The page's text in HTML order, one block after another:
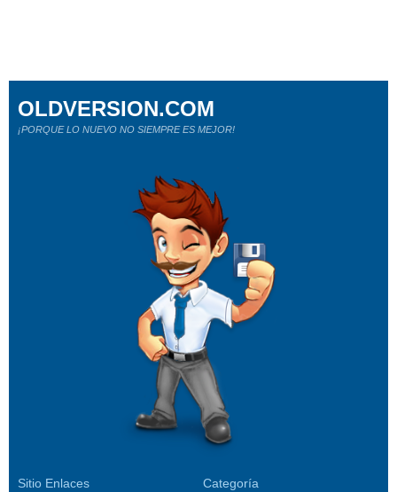
Sitio Enlaces Categoría
OLDVERSION.COM
¡PORQUE LO NUEVO NO SIEMPRE ES MEJOR!